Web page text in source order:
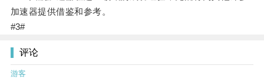
加速器提供借鉴和参考。
#3#
评论
游客